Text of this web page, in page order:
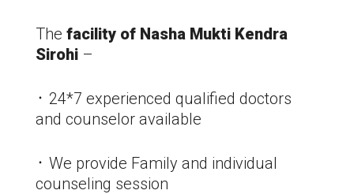
The facility of Nasha Mukti Kendra
Sirohi –
᛫ 24*7 experienced qualified doctors
and counselor available
᛫ We provide Family and individual
counseling session